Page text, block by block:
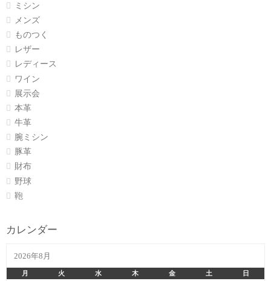
ミシン
メンズ
ものつく
レザー
レディース
ワイン
展示会
本革
牛革
腕ミシン
豚革
財布
野球
鞄
カレンダー
2026年8月
月 火 水 木 金 土
日